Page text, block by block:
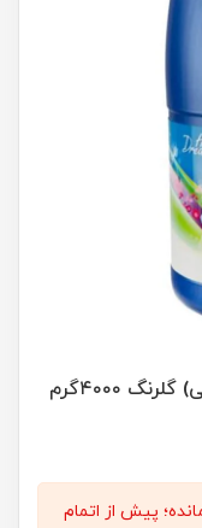
۴۰۰۰گرم
باقی مانده؛ پیش از اتمام